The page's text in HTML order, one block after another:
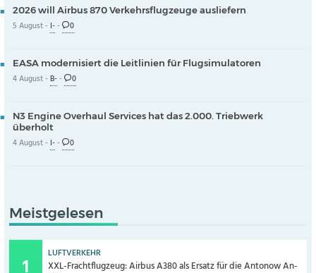
2026 will Airbus 870 Verkehrsflugzeuge ausliefern
5 August - I-- 0
EASA modernisiert die Leitlinien für Flugsimulatoren
4 August -B-- 0
N3 Engine Overhaul Services hat das 2.000. Triebwerk
überholt
4 August - I-- 0
Meistgelesen
LUFTVERKEHR
XXL-Frachtflugzeug: Airbus A380 als Ersatz für die Antonow An-